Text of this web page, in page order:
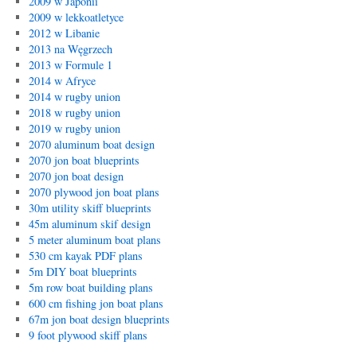
2009 w lekkoatletyce
2012 w Libanie
2013 na Węgrzech
2013 w Formule 1
2014 w Afryce
2014 w rugby union
2018 w rugby union
2019 w rugby union
2070 aluminum boat design
2070 jon boat blueprints
2070 jon boat design
2070 plywood jon boat plans
30m utility skiff blueprints
45m aluminum skif design
5 meter aluminum boat plans
530 cm kayak PDF plans
5m DIY boat blueprints
5m row boat building plans
600 cm fishing jon boat plans
67m jon boat design blueprints
9 foot plywood skiff plans